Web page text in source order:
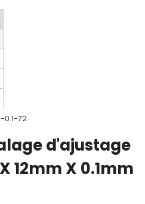
0.1-72
d'ajustage
12mm X 0.1mm